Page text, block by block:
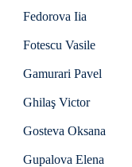
Fedorova Iia
Fotescu Vasile
Gamurari Pavel
Ghilaş Victor
Gosteva Oksana
Gupalova Elena